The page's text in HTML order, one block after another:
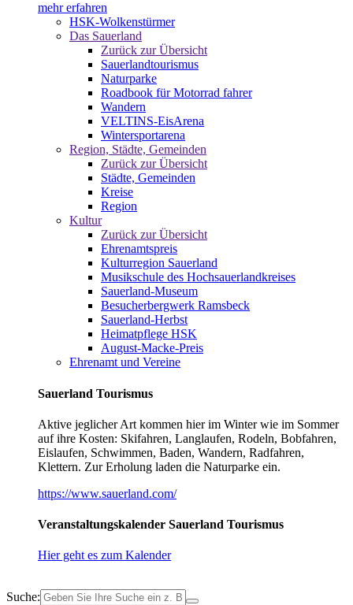
mehr erfahren
HSK-Wolkenstürmer
Das Sauerland
Zurück zur Übersicht
Sauerlandtourismus
Naturparke
Roadbook für Motorrad fahrer
Wandern
VELTINS-EisArena
Wintersportarena
Region, Städte, Gemeinden
Zurück zur Übersicht
Städte, Gemeinden
Kreise
Region
Kultur
Zurück zur Übersicht
Ehrenamtspreis
Kulturregion Sauerland
Musikschule des Hochsauerlandkreises
Sauerland-Museum
Besucherbergwerk Ramsbeck
Sauerland-Herbst
Heimatpflege HSK
August-Macke-Preis
Ehrenamt und Vereine
Sauerland Tourismus
Aktive jeglicher Art kommen hier im Winter wie im Sommer
auf ihre Kosten: Skifahren, Langlaufen, Rodeln, Bobfahren,
Eislaufen, Schwimmen, Baden, Wandern, Radfahren,
Klettern. Zur Erholung laden die Naturparke ein.
https://www.sauerland.com/
Veranstaltungskalender Sauerland Tourismus
Hier geht es zum Kalender
Suche: